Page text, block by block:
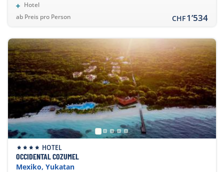
Hotel
ab Preis pro Person
CHF1’534
HOTEL
OCCIDENTAL COZUMEL
Mexiko, Yukatan